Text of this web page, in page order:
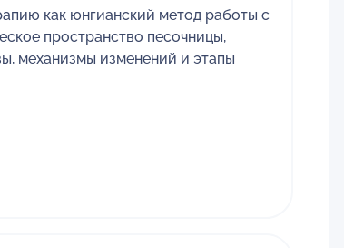
как юнгианский метод работы с
пространство песочницы,
механизмы изменений и этапы